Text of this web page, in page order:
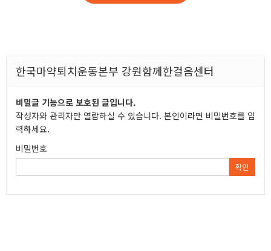
한국마약퇴치운동본부 강원함께한걸음센터
비밀글 기능으로 보호된 글입니다.
작성자와 관리자만 열람하실 수 있습니다. 본인이라면 비밀번호를 입
력하세요.
비밀번호
확인